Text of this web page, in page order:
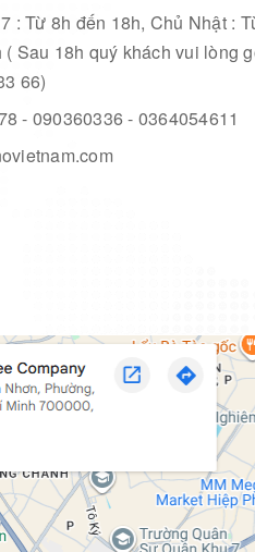
: Từ 8h đến 18h, Chủ Nhật :
( Sau 18h quý khách vui lòng
66)
- 090360336 - 0364054611